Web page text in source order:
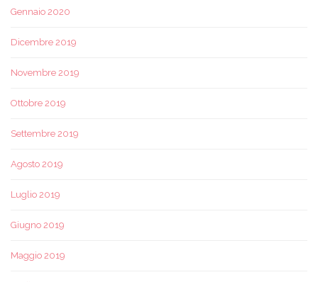
Gennaio 2020
Dicembre 2019
Novembre 2019
Ottobre 2019
Settembre 2019
Agosto 2019
Luglio 2019
Giugno 2019
Maggio 2019